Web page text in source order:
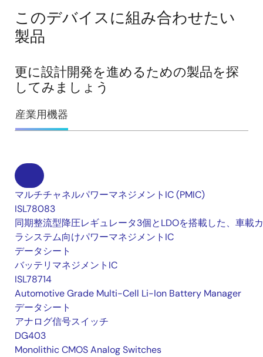
このデバイスに組み合わせたい
製品
更に設計開発を進めるための製品を探
してみましょう
産業用機器
マルチチャネルパワーマネジメントIC (PMIC)
ISL78083
同期整流型降圧レギュレータ3個とLDOを搭載した、車載
ラシステム向けパワーマネジメントIC
データシート
バッテリマネジメントIC
ISL78714
Automotive Grade Multi-Cell Li-Ion Battery Manager
データシート
アナログ信号スイッチ
DG403
Monolithic CMOS Analog Switches